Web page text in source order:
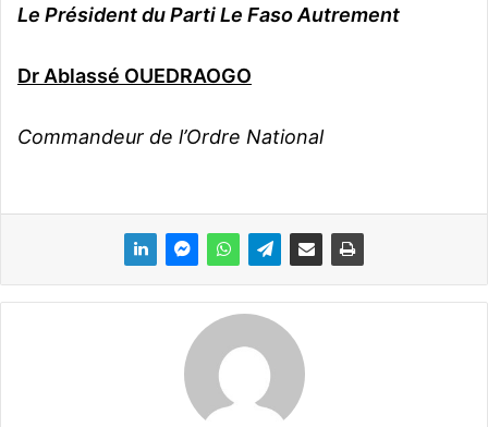
Le Président du Parti Le Faso Autrement
Dr Ablassé OUEDRAOGO
Commandeur de l’Ordre National